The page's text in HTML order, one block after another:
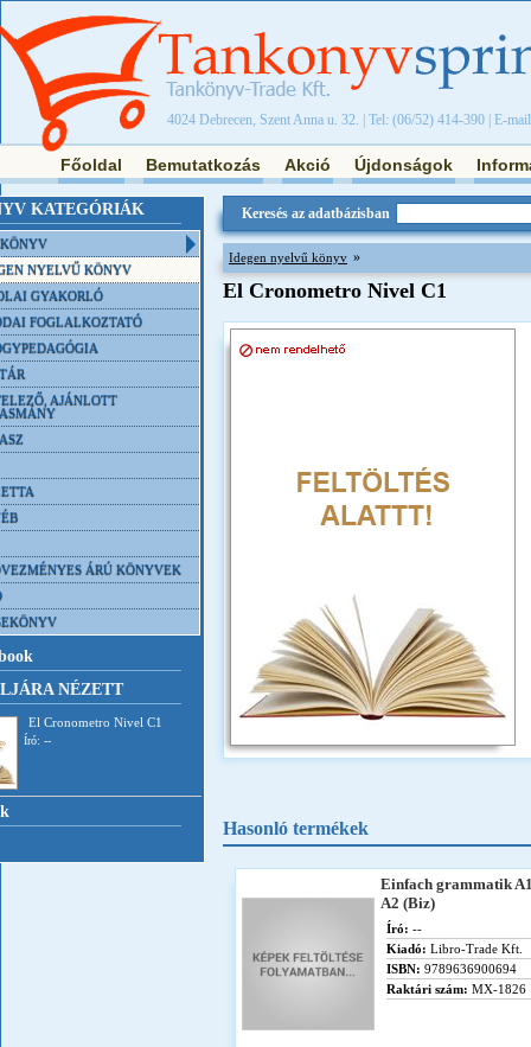
4024 Debrecen, Szent Anna u. 32. | Tel: (06/52) 414-390 | E-
Főoldal Bemutatkozás Akció Újdonságok
KATEGÓRIÁK
NYELVŰ KÖNYV
GYAKORLÓ
FOGLALKOZTATÓ
AJÁNLOTT
ÁRÚ KÖNYVEK
NÉZETT
El Cronometro Nivel C1
Író: --
Keresés az adatbázisban
Idegen nyelvű könyv »
El Cronometro Nivel C1
Hasonló termékek
Einfach grammatik
A2 (Biz)
Író: --
Kiadó: Libro-Trade Kft.
ISBN: 9789636900694
Raktári szám: MX-1826